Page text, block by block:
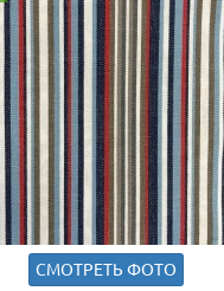
СМОТРЕТЬ ФОТО